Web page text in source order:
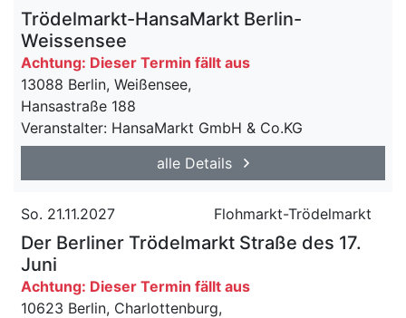
Trödelmarkt-HansaMarkt Berlin-
Weissensee
Achtung: Dieser Termin fällt aus
13088 Berlin, Weißensee,
Hansastraße 188
Veranstalter: HansaMarkt GmbH & Co.KG
alle Details
So. 21.11.2027 Flohmarkt-Trödelmarkt
Der Berliner Trödelmarkt Straße des 17.
Juni
Achtung: Dieser Termin fällt aus
10623 Berlin, Charlottenburg,